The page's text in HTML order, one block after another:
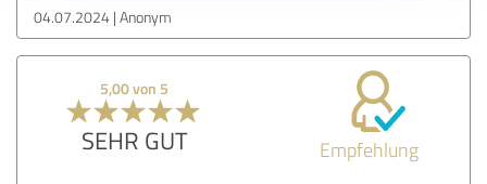
04.07.2024 Anonym
5,00 von 5
SEHR GUT Empfehlung